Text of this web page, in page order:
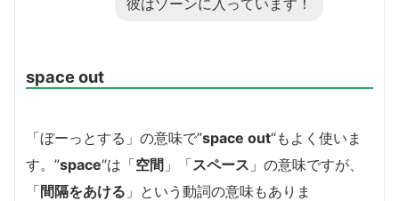
space out
「ぼーっとする」の意味で”space out“もよく使いま
す。”space“は「空間 」「スペース 」の意味ですが、
「間隔をあける 」という動詞の意味もありま